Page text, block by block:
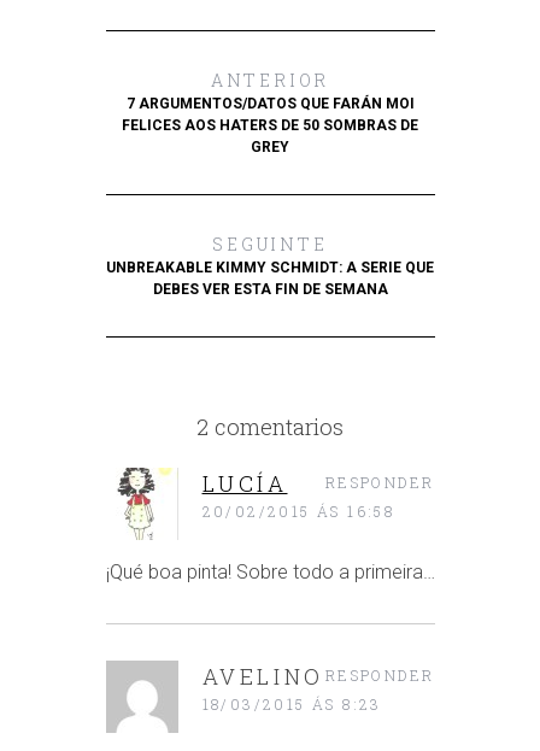
ANTERIOR
7 ARGUMENTOS/DATOS QUE FARÁN MOI
FELICES AOS HATERS DE 50 SOMBRAS DE
GREY
SEGUINTE
UNBREAKABLE KIMMY SCHMIDT: A SERIE QUE
DEBES VER ESTA FIN DE SEMANA
2 comentarios
LUCÍA
20/02/2015 ÁS 16:58
¡Qué boa pinta! Sobre todo a primeira…
RESPONDER
AVELINO
18/03/2015 ÁS 8:23
RESPONDER